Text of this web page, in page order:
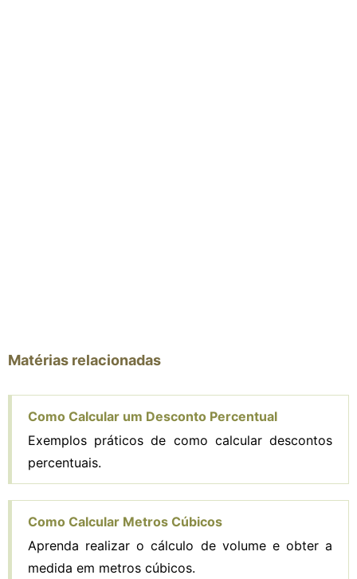
Matérias relacionadas
Como Calcular um Desconto Percentual
Exemplos práticos de como calcular descontos
percentuais.
Como Calcular Metros Cúbicos
Aprenda realizar o cálculo de volume e obter a
medida em metros cúbicos.